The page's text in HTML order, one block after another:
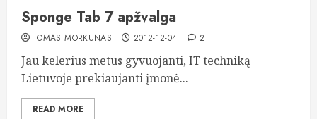
Sponge Tab 7 apžvalga
TOMAS MORKŪNAS 2012-12-04 2
Jau kelerius metus gyvuojanti, IT techniką
Lietuvoje prekiaujanti įmonė...
READ MORE